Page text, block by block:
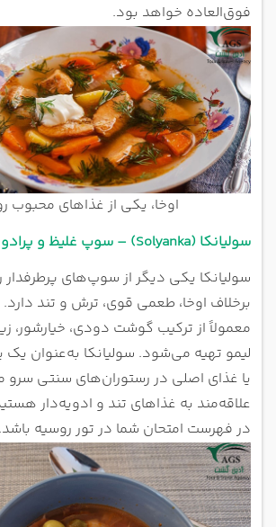
فوق‌العاده خواهد بود.
اوخا، یکی از غذاهای محبوب
سولیانکا (Solyanka) – سوپ غلیظ و پرادویه
سولیانکا یکی دیگر از سوپ‌های
برخلاف اوخا، طعمی قوی، ترش و تند
معمولاً از ترکیب گوشت دودی، خیارشور،
لیمو تهیه می‌شود. سولیانکا به‌عنوان
یا غذای اصلی در رستوران‌های سنتی
علاقه‌مند به غذاهای تند و ادویه‌دار
در فهرست امتحان شما در تور روسیه باشد.